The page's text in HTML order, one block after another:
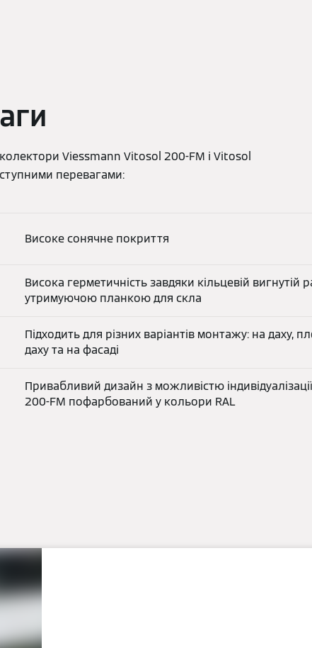
Viessmann Vitosol 200-FM і Vitosol
перевагами:
Високе сонячне покриття
Висока герметичність завдяки кільцевій вигнутій
утримуючою планкою для скла
Підходить для різних варіантів монтажу: на даху,
даху та на фасаді
Привабливий дизайн з можливістю
200-FM пофарбований у кольори RAL